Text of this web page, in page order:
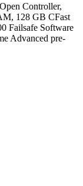
Controller,
128 GB CFast
Failsafe Software
Advanced pre-